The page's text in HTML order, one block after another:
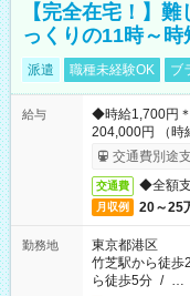
【完全在宅！】
っくりの11時～
派遣 職種未経験OK ブ
給与
◆時給1,700円
204,000円 （時
交通費別途
交通費 ◆全額
月収例 20～25
勤務地
東京都港区
竹芝駅から徒歩
ら徒歩5分 / …